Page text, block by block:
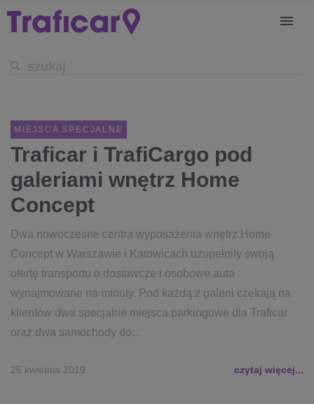
MIEJSCA SPECJALNE
Traficar i TrafiCargo pod
galeriami wnętrz Home
Concept
Dwa nowoczesne centra wyposażenia wnętrz Home
Concept w Warszawie i Katowicach uzupełniły swoją
ofertę transportu o dostawcze i osobowe auta
wynajmowane na minuty. Pod każdą z galerii czekają na
klientów dwa specjalne miejsca parkingowe dla Traficar
oraz dwa samochody do...
25 kwietnia 2019 czytaj więcej...